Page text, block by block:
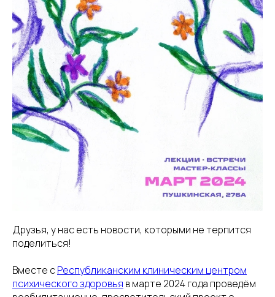
Друзья, у нас есть новости, которыми не терпится
поделиться!
Вместе сРеспубликанским клиническим центром
психического здоровья в марте 2024 года проведём